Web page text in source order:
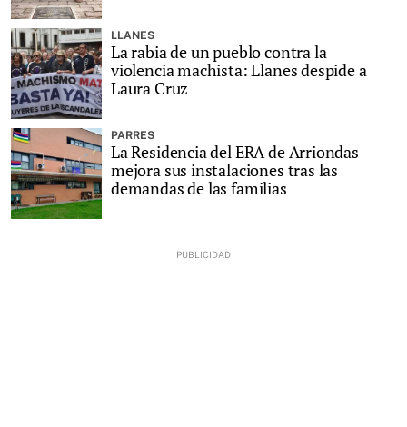
LLANES
La rabia de un pueblo contra la
violencia machista: Llanes despide a
Laura Cruz
PARRES
La Residencia del ERA de Arriondas
mejora sus instalaciones tras las
demandas de las familias